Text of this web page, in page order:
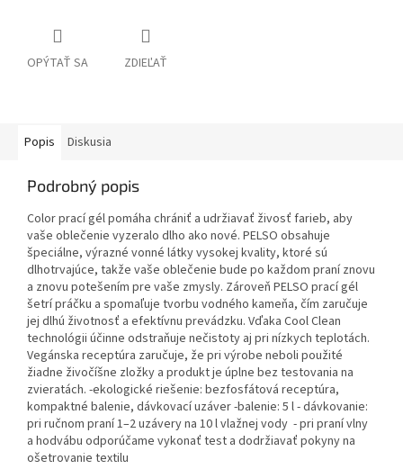
OPÝTAŤ SA ZDIEĽAŤ
Popis Diskusia
Podrobný popis
Color prací gél pomáha chrániť a udržiavať živosť farieb, aby
vaše oblečenie vyzeralo dlho ako nové. PELSO obsahuje
špeciálne, výrazné vonné látky vysokej kvality, ktoré sú
dlhotrvajúce, takže vaše oblečenie bude po každom praní znovu
a znovu potešením pre vaše zmysly. Zároveň PELSO prací gél
šetrí práčku a spomaľuje tvorbu vodného kameňa, čím zaručuje
jej dlhú životnosť a efektívnu prevádzku. Vďaka Cool Clean
technológii účinne odstraňuje nečistoty aj pri nízkych teplotách.
Vegánska receptúra zaručuje, že pri výrobe neboli použité
žiadne živočíšne zložky a produkt je úplne bez testovania na
zvieratách. -ekologické riešenie: bezfosfátová receptúra,
kompaktné balenie, dávkovací uzáver -balenie: 5 l - dávkovanie:
pri ručnom praní 1–2 uzávery na 10 l vlažnej vody - pri praní vlny
a hodvábu odporúčame vykonať test a dodržiavať pokyny na
ošetrovanie textilu